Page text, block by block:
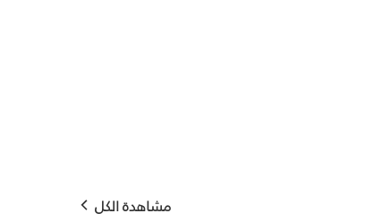
مشاهدة الكل